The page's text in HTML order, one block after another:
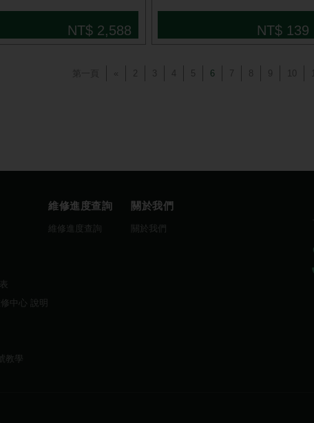
NT$ 2,588 NT$ 139
2 3 5 6 7 8 9 10
中心 說明
教學
維修進度查詢
維修進度查詢
關於我們
關於我們